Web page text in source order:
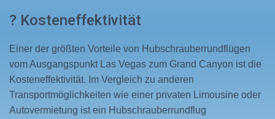
? Kosteneffektivität
Einer der größten Vorteile von Hubschrauberrundflügen
vom Ausgangspunkt Las Vegas zum Grand Canyon ist die
Kosteneffektivität. Im Vergleich zu anderen
Transportmöglichkeiten wie einer privaten Limousine oder
Autovermietung ist ein Hubschrauberrundflug